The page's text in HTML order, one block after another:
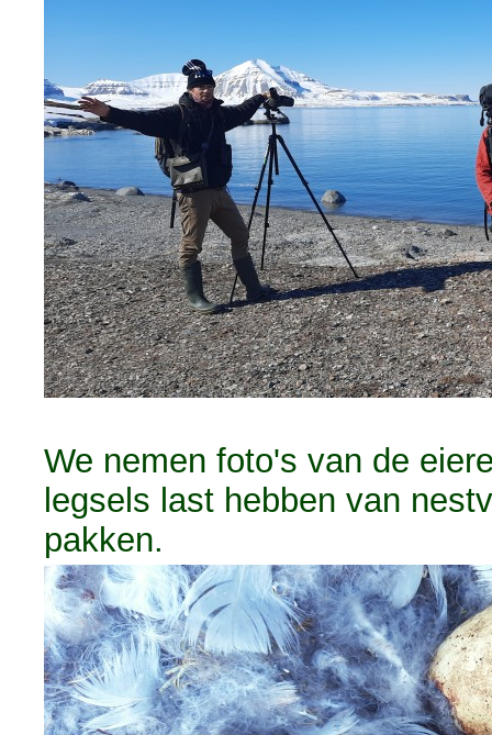
We nemen foto's van de
legsels last hebben van
pakken.